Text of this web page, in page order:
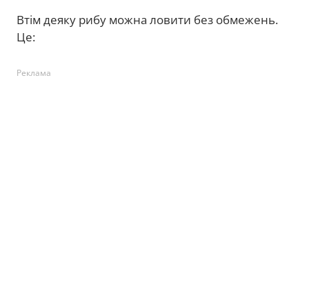
Втім деяку рибу можна ловити без обмежень.
Це:
Реклама